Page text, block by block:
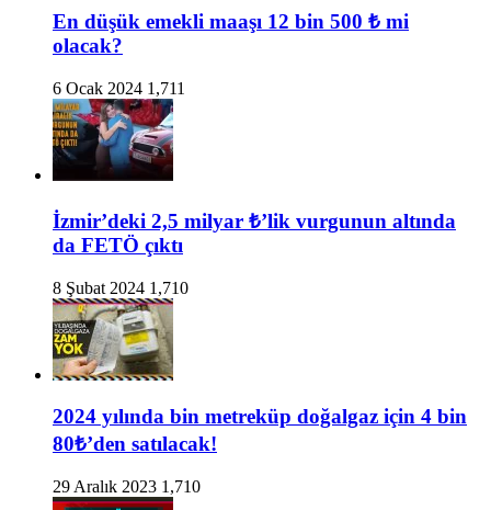
En düşük emekli maaşı 12 bin 500 ₺ mi
olacak?
6 Ocak 2024 1,711
İzmir’deki 2,5 milyar ₺’lik vurgunun altında
da FETÖ çıktı
8 Şubat 2024 1,710
2024 yılında bin metreküp doğalgaz için 4 bin
80₺’den satılacak!
29 Aralık 2023 1,710